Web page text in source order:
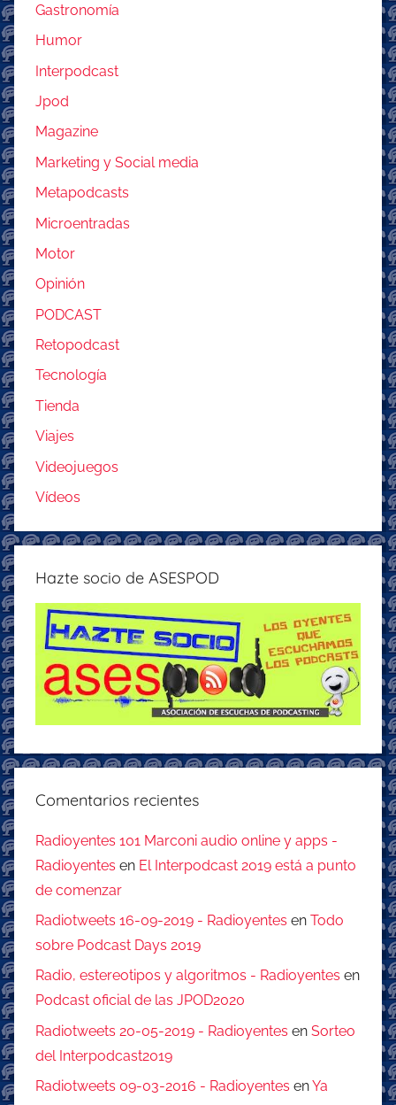
Gastronomía
Humor
Interpodcast
Jpod
Magazine
Marketing y Social media
Metapodcasts
Microentradas
Motor
Opinión
PODCAST
Retopodcast
Tecnología
Tienda
Viajes
Videojuegos
Vídeos
Hazte socio de ASESPOD
Comentarios recientes
Radioyentes 101 Marconi audio online y apps -
Radioyentes en El Interpodcast 2019 está a punto
de comenzar
Radiotweets 16-09-2019 - Radioyentes en Todo
sobre Podcast Days 2019
Radio, estereotipos y algoritmos - Radioyentes en
Podcast oficial de las JPOD2020
Radiotweets 20-05-2019 - Radioyentes en Sorteo
del Interpodcast2019
Radiotweets 09-03-2016 - Radioyentes enYa